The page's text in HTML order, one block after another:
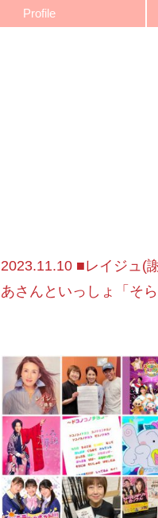
Profile
2023.11.10 ■レイジュ(
あさんといっしょ「そ